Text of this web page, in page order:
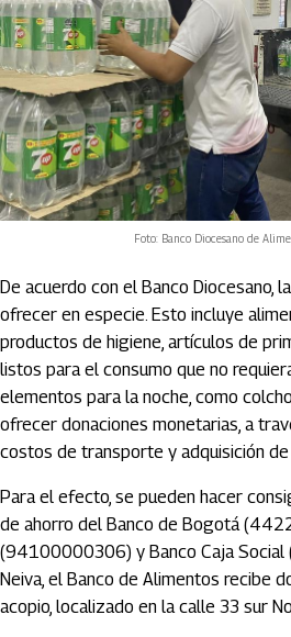
Foto: Banco Diocesano de
De acuerdo con el Banco Diocesano,
ofrecer en especie. Esto incluye
productos de higiene, artículos de
listos para el consumo que no
elementos para la noche, como
ofrecer donaciones monetarias, a
costos de transporte y adquisición
Para el efecto, se pueden hacer
de ahorro del Banco de Bogotá
(94100000306) y Banco Caja
Neiva, el Banco de Alimentos recibe
acopio, localizado en la calle 33 sur